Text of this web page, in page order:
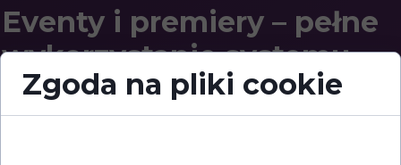
Eventy i premiery – pełne
wykorzystanie systemu
AV
Salony samochodowe coraz częściej organizują:
Zgoda na pliki cookie